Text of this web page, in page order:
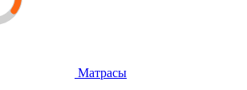
Матрасы